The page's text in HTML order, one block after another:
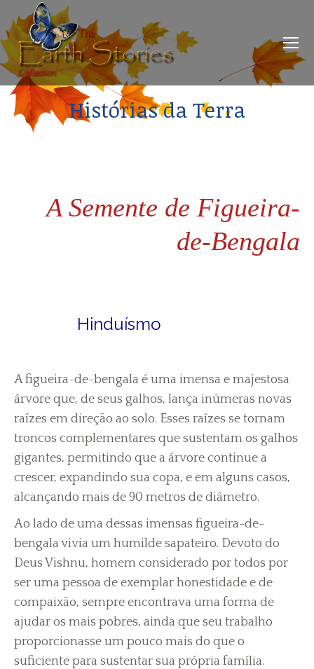
Histórias da Terra
A Semente de Figueira-
de-Bengala
Hinduísmo
A figueira-de-bengala é uma imensa e majestosa
árvore que, de seus galhos, lança inúmeras novas
raízes em direção ao solo. Esses raízes se tornam
troncos complementares que sustentam os galhos
gigantes, permitindo que a árvore continue a
crescer, expandindo sua copa, e em alguns casos,
alcançando mais de 90 metros de diâmetro.
Ao lado de uma dessas imensas figueira-de-
bengala vivia um humilde sapateiro. Devoto do
Deus Vishnu, homem considerado por todos por
ser uma pessoa de exemplar honestidade e de
compaixão, sempre encontrava uma forma de
ajudar os mais pobres, ainda que seu trabalho
proporcionasse um pouco mais do que o
suficiente para sustentar sua própria família.